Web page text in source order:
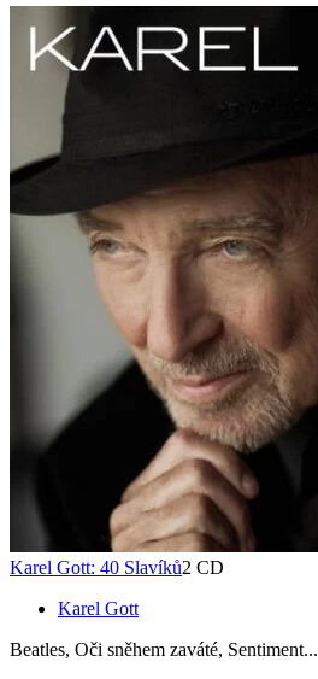
Karel Gott: 40 Slavíků2 CD
Karel Gott
Beatles, Oči sněhem zaváté, Sentiment...